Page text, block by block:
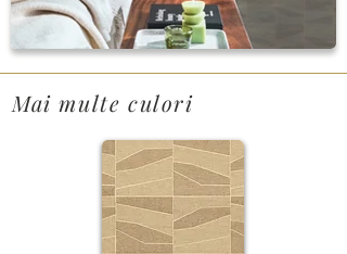
Mai multe culori